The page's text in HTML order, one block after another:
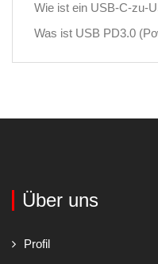
Wie ist ein USB-C-zu-
Was ist USB PD3.0
Über uns
Profil